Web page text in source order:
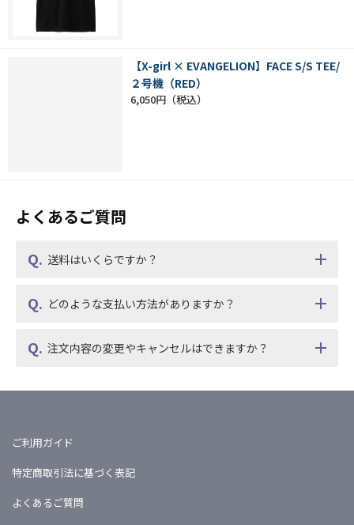
【X-girl × EVANGELION】FACE S/S TEE/
２号機（RED）
6,050円
よくあるご質問
送料はいくらですか？
どのような支払い方法がありますか？
注文内容の変更やキャンセルはできますか？
ご利用ガイド
特定商取引法に基づく表記
よくあるご質問